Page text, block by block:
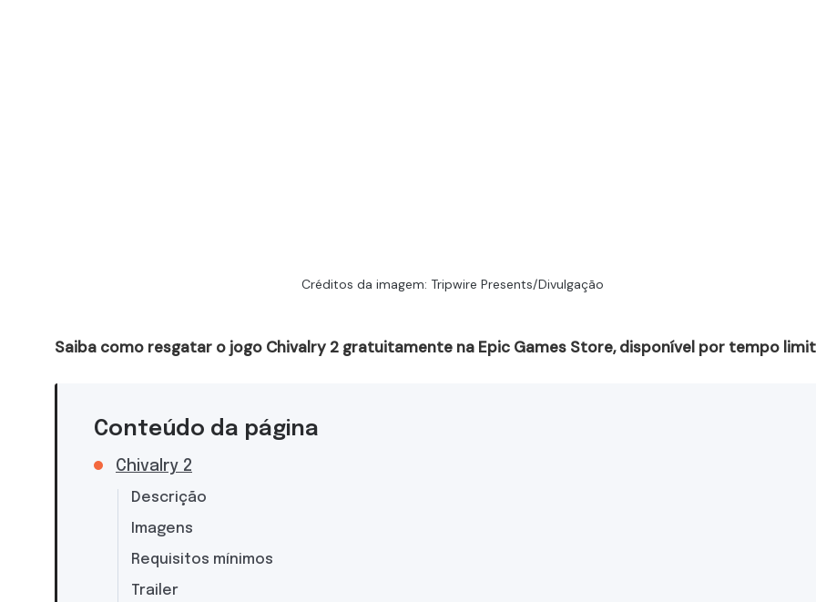
Créditos da imagem: Tripwire Presents/Divulgação
Saiba como resgatar o jogo Chivalry 2 gratuitamente na Epic Games Store, disponível por tempo
Conteúdo da página
Chivalry 2
Descrição
Imagens
Requisitos mínimos
Trailer